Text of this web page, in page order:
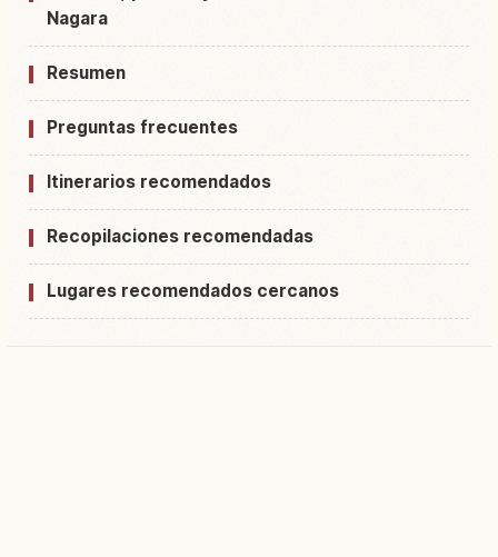
Nagara
Resumen
Preguntas frecuentes
Itinerarios recomendados
Recopilaciones recomendadas
Lugares recomendados cercanos